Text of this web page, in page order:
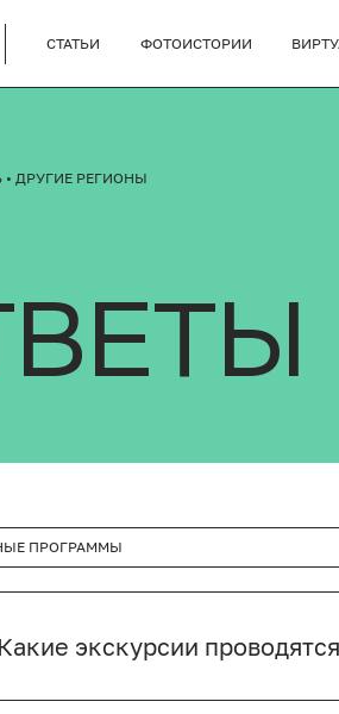
СТАТЬИ ФОТОИСТОРИИ
• ДРУГИЕ РЕГИОНЫ
ПРОГРАММЫ
Какие экскурсии